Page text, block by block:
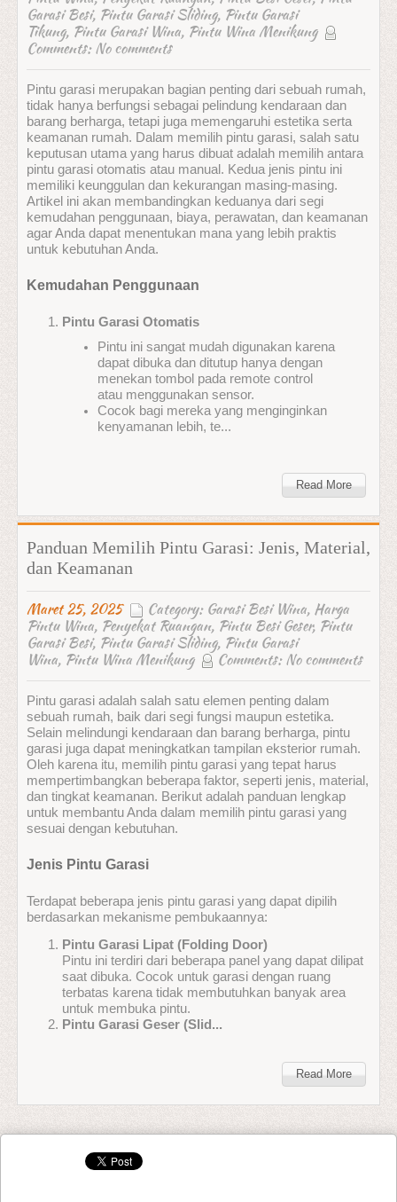
Garasi Besi, Pintu Garasi Sliding, Pintu Garasi
Tikung, Pintu Garasi Wina, Pintu Wina Menikung
Comments: No comments
Pintu garasi merupakan bagian penting dari sebuah rumah,
tidak hanya berfungsi sebagai pelindung kendaraan dan
barang berharga, tetapi juga memengaruhi estetika serta
keamanan rumah. Dalam memilih pintu garasi, salah satu
keputusan utama yang harus dibuat adalah memilih antara
pintu garasi otomatis atau manual. Kedua jenis pintu ini
memiliki keunggulan dan kekurangan masing-masing.
Artikel ini akan membandingkan keduanya dari segi
kemudahan penggunaan, biaya, perawatan, dan keamanan
agar Anda dapat menentukan mana yang lebih praktis
untuk kebutuhan Anda.
Kemudahan Penggunaan
Pintu Garasi Otomatis
Pintu ini sangat mudah digunakan karena
dapat dibuka dan ditutup hanya dengan
menekan tombol pada remote control
atau menggunakan sensor.
Cocok bagi mereka yang menginginkan
kenyamanan lebih, te...
Read More
Panduan Memilih Pintu Garasi: Jenis, Material,
dan Keamanan
Maret 25, 2025 Category: Garasi Besi Wina, Harga
Pintu Wina, Penyekat Ruangan, Pintu Besi Geser, Pintu
Garasi Besi, Pintu Garasi Sliding, Pintu Garasi
Wina, Pintu Wina Menikung Comments: No comments
Pintu garasi adalah salah satu elemen penting dalam
sebuah rumah, baik dari segi fungsi maupun estetika.
Selain melindungi kendaraan dan barang berharga, pintu
garasi juga dapat meningkatkan tampilan eksterior rumah.
Oleh karena itu, memilih pintu garasi yang tepat harus
mempertimbangkan beberapa faktor, seperti jenis, material,
dan tingkat keamanan. Berikut adalah panduan lengkap
untuk membantu Anda dalam memilih pintu garasi yang
sesuai dengan kebutuhan.
Jenis Pintu Garasi
Terdapat beberapa jenis pintu garasi yang dapat dipilih
berdasarkan mekanisme pembukaannya:
Pintu Garasi Lipat (Folding Door)
Pintu ini terdiri dari beberapa panel yang dapat dilipat
saat dibuka. Cocok untuk garasi dengan ruang
terbatas karena tidak membutuhkan banyak area
untuk membuka pintu.
Pintu Garasi Geser (Slid...
Read More